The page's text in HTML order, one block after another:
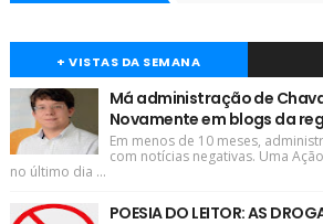
+ VISTAS DA SEMANA
Má administração de
Novamente em blogs da
Em menos de 10 meses,
com notícias negativas. Uma
no último dia ...
POESIA DO LEITOR: AS